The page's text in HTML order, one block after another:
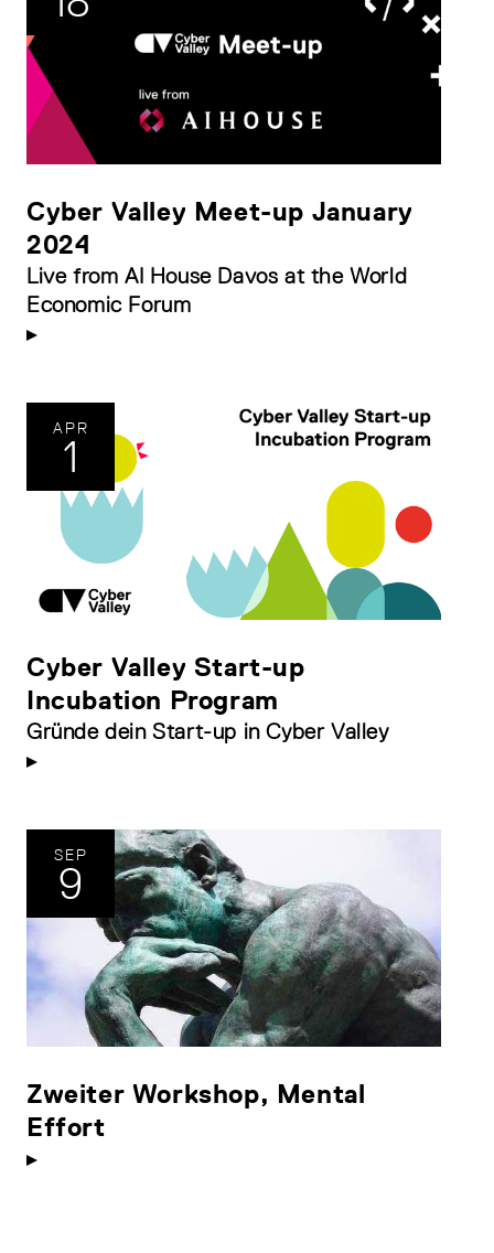
Cyber Valley Meet-up January
2024
Live from AI House Davos at the World
Economic Forum
APR
1
Cyber Valley Start-up
Incubation Program
Gründe dein Start-up in Cyber Valley
SEP
9
Zweiter Workshop, Mental
Effort